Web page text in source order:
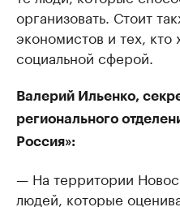
организовать. Стоит
экономистов и тех,
социальной сферой.
Валерий Ильенко,
регионального
Россия»:
— На территории
людей, которые